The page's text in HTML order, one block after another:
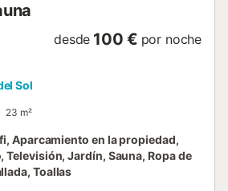
desde 100 € por noche
Sol
23 m²
Aparcamiento en la propiedad,
Jardín, Sauna, Ropa de
Toallas